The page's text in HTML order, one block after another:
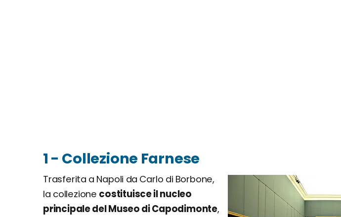
1 - Collezione Farnese
Trasferita a Napoli da Carlo di Borbone,
la collezione costituisce il nucleo
principale del Museo di Capodimonte,